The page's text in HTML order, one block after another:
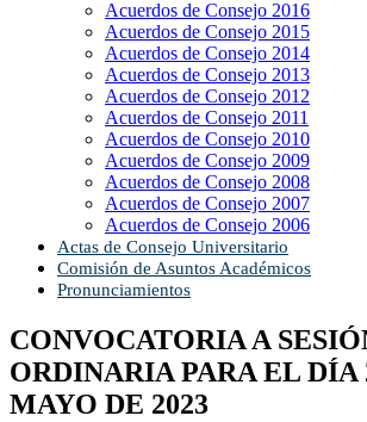
Acuerdos de Consejo 2016
Acuerdos de Consejo 2015
Acuerdos de Consejo 2014
Acuerdos de Consejo 2013
Acuerdos de Consejo 2012
Acuerdos de Consejo 2011
Acuerdos de Consejo 2010
Acuerdos de Consejo 2009
Acuerdos de Consejo 2008
Acuerdos de Consejo 2007
Acuerdos de Consejo 2006
Actas de Consejo Universitario
Comisión de Asuntos Académicos
Pronunciamientos
CONVOCATORIA A
ORDINARIA PARA EL DÍA
MAYO DE 2023